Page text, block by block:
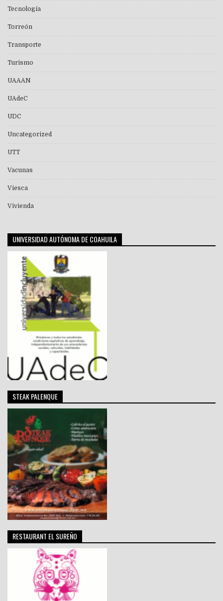
Tecnología
Torreón
Transporte
Turismo
UAAAN
UAdeC
UDC
Uncategorized
UTT
Vacunas
Viesca
Vivienda
UNIVERSIDAD AUTÓNOMA DE COAHUILA
STEAK PALENQUE
RESTAURANT EL SUREÑO